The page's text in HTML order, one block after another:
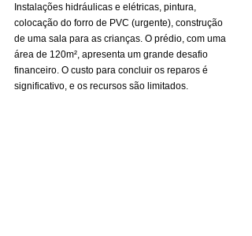
Instalações hidráulicas e elétricas, pintura,
colocação do forro de PVC (urgente), construção
de uma sala para as crianças. O prédio, com uma
área de 120m², apresenta um grande desafio
financeiro. O custo para concluir os reparos é
significativo, e os recursos são limitados.